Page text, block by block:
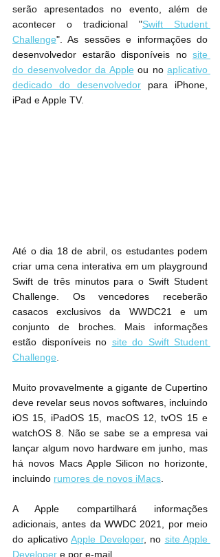
serão apresentados no evento, além de
acontecer o tradicional "Swift Student
Challenge". As sessões e informações do
desenvolvedor estarão disponíveis no site
do desenvolvedor da Apple ou no aplicativo
dedicado do desenvolvedor para iPhone,
iPad e Apple TV.
Até o dia 18 de abril, os estudantes podem
criar uma cena interativa em um playground
Swift de três minutos para o Swift Student
Challenge. Os vencedores receberão
casacos exclusivos da WWDC21 e um
conjunto de broches. Mais informações
estão disponíveis no site do Swift Student
Challenge
Muito provavelmente a gigante de Cupertino
deve revelar seus novos softwares, incluindo
iOS 15, iPadOS 15, macOS 12, tvOS 15 e
watchOS 8. Não se sabe se a empresa vai
lançar algum novo hardware em junho, mas
há novos Macs Apple Silicon no horizonte,
incluindo rumores de novos iMacs
A Apple compartilhará informações
adicionais, antes da ‌WWDC 2021,‌ por meio
do aplicativo Apple Developer, no site Apple
Developer e por e-mail.